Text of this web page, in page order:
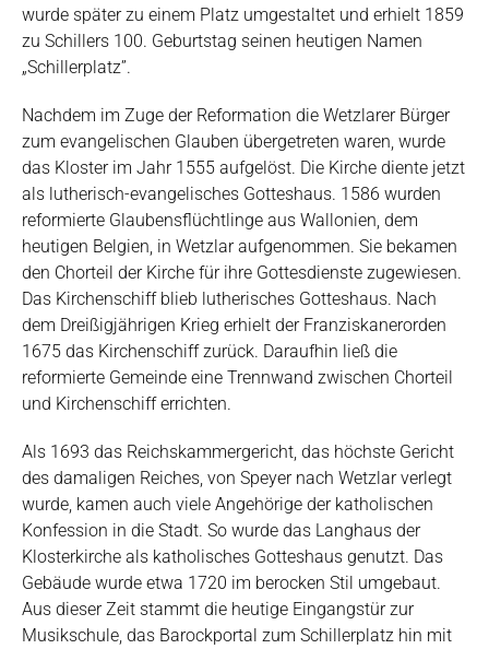
wurde später zu einem Platz umgestaltet und erhielt 1859
zu Schillers 100. Geburtstag seinen heutigen Namen
„Schillerplatz”.
Nachdem im Zuge der Reformation die Wetzlarer Bürger
zum evangelischen Glauben übergetreten waren, wurde
das Kloster im Jahr 1555 aufgelöst. Die Kirche diente jetzt
als lutherisch-evangelisches Gotteshaus. 1586 wurden
reformierte Glaubensflüchtlinge aus Wallonien, dem
heutigen Belgien, in Wetzlar aufgenommen. Sie bekamen
den Chorteil der Kirche für ihre Gottesdienste zugewiesen.
Das Kirchenschiff blieb lutherisches Gotteshaus. Nach
dem Dreißigjährigen Krieg erhielt der Franziskanerorden
1675 das Kirchenschiff zurück. Daraufhin ließ die
reformierte Gemeinde eine Trennwand zwischen Chorteil
und Kirchenschiff errichten.
Als 1693 das Reichskammergericht, das höchste Gericht
des damaligen Reiches, von Speyer nach Wetzlar verlegt
wurde, kamen auch viele Angehörige der katholischen
Konfession in die Stadt. So wurde das Langhaus der
Klosterkirche als katholisches Gotteshaus genutzt. Das
Gebäude wurde etwa 1720 im berocken Stil umgebaut.
Aus dieser Zeit stammt die heutige Eingangstür zur
Musikschule, das Barockportal zum Schillerplatz hin mit